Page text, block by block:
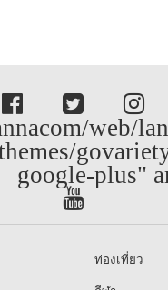
web/
google-plus"
ท่องเที่ยว